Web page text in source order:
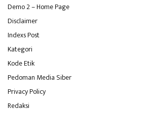
Demo 2 – Home Page
Disclaimer
Indexs Post
Kategori
Kode Etik
Pedoman Media Siber
Privacy Policy
Redaksi